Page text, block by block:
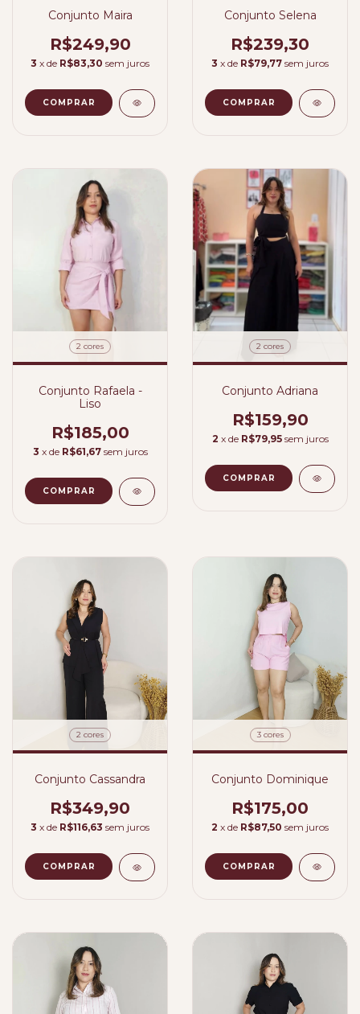
Conjunto Maira
R$249,90
3 x de R$83,30 sem juros
COMPRAR
Conjunto Selena
R$239,30
3 x de R$79,77 sem juros
COMPRAR
2 cores
Conjunto Rafaela -
Liso
R$185,00
3 x de R$61,67 sem juros
COMPRAR
2 cores
Conjunto Adriana
R$159,90
2 x de R$79,95 sem juros
COMPRAR
2 cores
Conjunto Cassandra
R$349,90
3 x de R$116,63 sem juros
COMPRAR
3 cores
Conjunto Dominique
R$175,00
2 x de R$87,50 sem juros
COMPRAR